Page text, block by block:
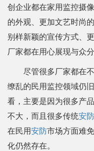
创企业都在家用监控摄
的外观、更加文艺时尚
别样新颖的宣传方式、
厂家都在用心展现与众分
尽管很多厂家都在
缭乱的民用监控领域仍
看，主要是因为很多产
不大，而且很多传统安防
在民用安防市场方面难
化仍然存在。